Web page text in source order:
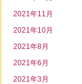
2021年11月
2021年10月
2021年8月
2021年6月
2021年3月